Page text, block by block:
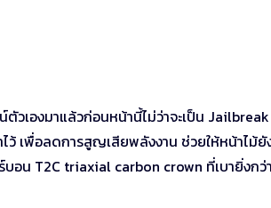
วเองมาแล้วก่อนหน้านี้ไม่ว่าจะเป็น Jailbreak
ไว้ เพื่อลดการสูญเสียพลังงาน ช่วยให้หน้าไม้
อน T2C triaxial carbon crown ที่เบายิ่งกว่